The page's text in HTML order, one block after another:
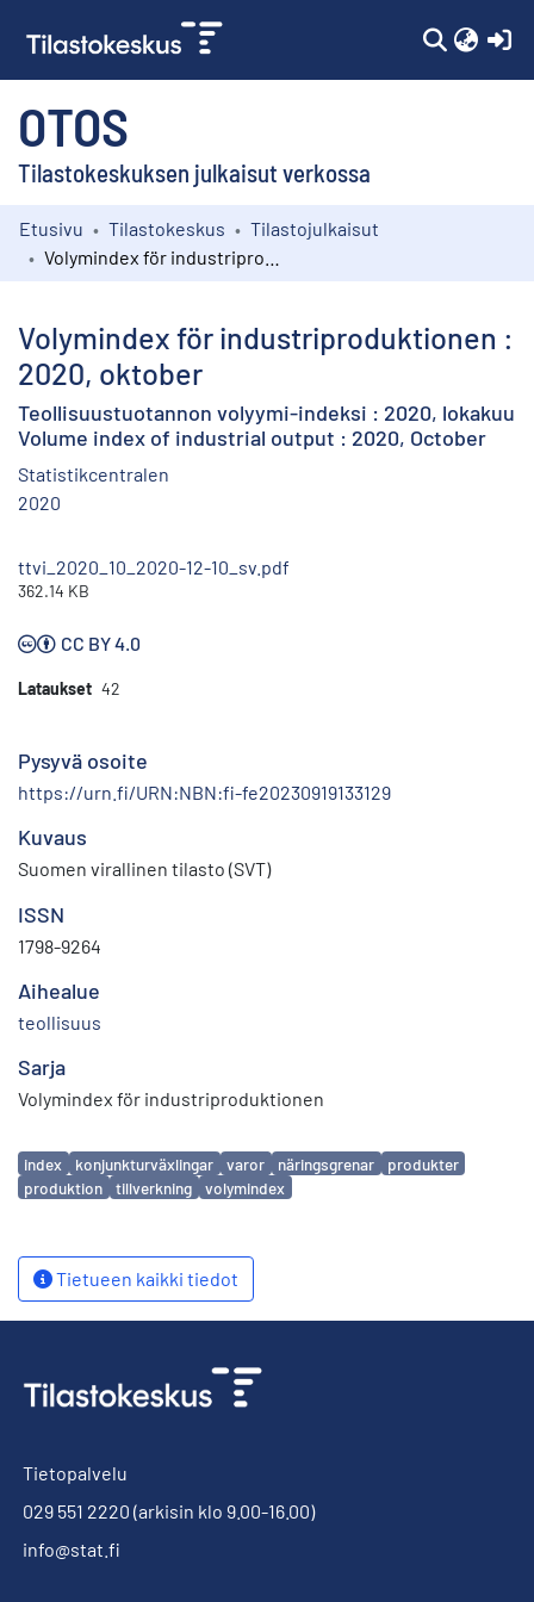
OTOS
Tilastokeskuksen julkaisut verkossa
Kokoelmat
Etusivu Tilastokeskus
Tilastojulkaisut
Volymindex för industriproduktionen :
2020, oktober
Teollisuustuotannon volyymi-indeksi : 2020, lokakuu
Volume index of industrial output : 2020, October
Statistikcentralen
2020
ttvi_2020_10_2020-12-10_sv.pdf
362.14 KB
CC BY 4.0
Lataukset 42
Pysyvä osoite
https://urn.fi/URN:NBN:fi-fe20230919133129
Kuvaus
Suomen virallinen tilasto (SVT)
ISSN
1798-9264
Aihealue
teollisuus
Sarja
Volymindex för industriproduktionen
Avainsanat
index konjunkturväxlingar varor näringsgrenar
produkter
produktion
tillverkning volymindex
Tietueen kaikki tiedot
Tietopalvelu
029 551 2220 (arkisin klo 9.00-16.00)
info@stat.fi